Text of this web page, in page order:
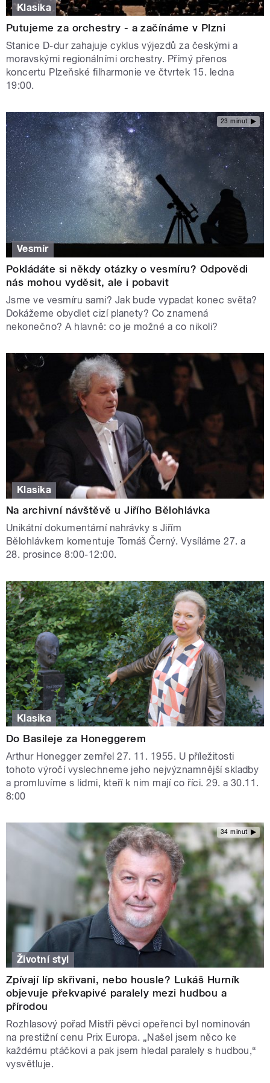
Klasika
Putujeme za orchestry - a začínáme v Plzni
Stanice D-dur zahajuje cyklus výjezdů za českými a
moravskými regionálními orchestry. Přímý přenos
koncertu Plzeňské filharmonie ve čtvrtek 15. ledna
19:00.
23 minut
Vesmír
Pokládáte si někdy otázky o vesmíru? Odpovědi
nás mohou vyděsit, ale i pobavit
Jsme ve vesmíru sami? Jak bude vypadat konec světa?
Dokážeme obydlet cizí planety? Co znamená
nekonečno? A hlavně: co je možné a co nikoli?
Klasika
Na archivní návštěvě u Jiřího Bělohlávka
Unikátní dokumentární nahrávky s Jiřím
Bělohlávkem komentuje Tomáš Černý. Vysíláme 27. a
28. prosince 8:00-12:00.
Klasika
Do Basileje za Honeggerem
Arthur Honegger zemřel 27. 11. 1955. U příležitosti
tohoto výročí vyslechneme jeho nejvýznamnější skladby
a promluvíme s lidmi, kteří k nim mají co říci. 29. a 30.11.
8:00
34 minut
Životní styl
Zpívají líp skřivani, nebo housle? Lukáš Hurník
objevuje překvapivé paralely mezi hudbou a
přírodou
Rozhlasový pořad Mistři pěvci opeřenci byl nominován
na prestižní cenu Prix Europa. „Našel jsem něco ke
každému ptáčkovi a pak jsem hledal paralely s hudbou,“
vysvětluje.